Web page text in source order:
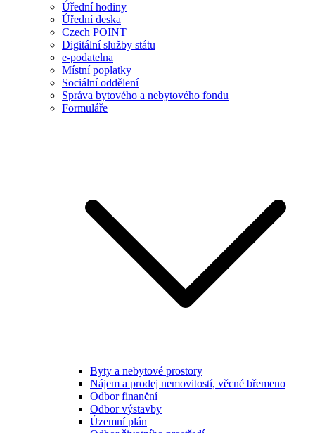
Úřední hodiny
Úřední deska
Czech POINT
Digitální služby státu
e-podatelna
Místní poplatky
Sociální oddělení
Správa bytového a nebytového fondu
Formuláře
Byty a nebytové prostory
Nájem a prodej nemovitostí, věcné břemeno
Odbor finanční
Odbor výstavby
Územní plán